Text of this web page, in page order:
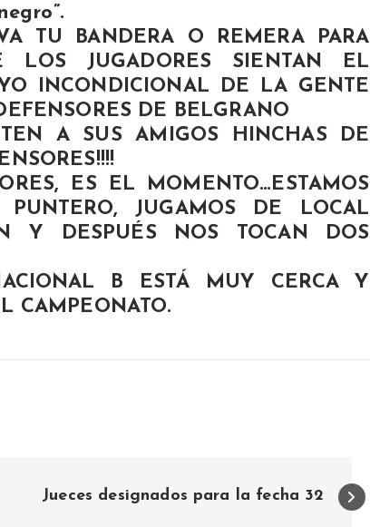
TU BANDERA O REMERA PARA
LOS JUGADORES SIENTAN EL
INCONDICIONAL DE LA GENTE
DE BELGRANO
A SUS AMIGOS HINCHAS DE
ES EL MOMENTO…ESTAMOS
JUGAMOS DE LOCAL
Y DESPUÉS NOS TOCAN DOS
B ESTÁ MUY CERCA Y
CAMPEONATO.
Jueces designados para la fecha 32